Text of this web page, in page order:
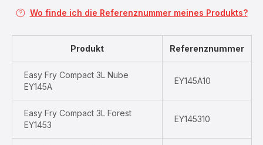
Wo finde ich die Referenznummer meines Produkts?
Produkt Referenznummer
Easy Fry Compact 3L Nube
EY145A
EY145A10
Easy Fry Compact 3L Forest
EY1453
EY145310